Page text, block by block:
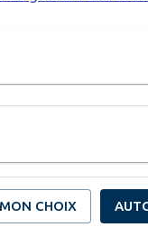
MAISON
18 juin 2026
est propriétaire de
de la toiture
de l'entreprise
CHOIX